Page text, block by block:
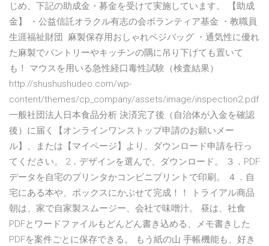
じめ、下記の助成金・募金を受けて実施しています。 【助成
金】 ・公益信託オラクル有志の会ボランティア基金 ・教職員
生涯福祉財団 麻製保存用おしゃれベジバッグ ・通気性に優れ
た麻製でパントリーやキッチンの隅に吊り下げても置いて
も！ マウスを用いる急性経口毒性試験（検査結果）
http://shushushudeo.com/wp-
content/themes/cp_company/assets/image/inspection2.pdf
一般社団法人日本食品分析 決済完了後（自治体が入金を確認
後）に届く【オンラインワンストップ申請のお願いメー
ル】、または【マイページ】より、ダウンロード申請を行っ
てください。 2．デザインを選んで、ダウンロード。 ３．PDF
データを自宅のプリンタかコンビニプリントで印刷。 ４．自
宅にある本や、ボックスにかぶせて完成！！ トライアル商品
朝は、家で自家製スムージー、会社で味噌汁。 昼は、社食
PDFとワードファイルもどんどん書き込める、メモ書きした
PDFを案件ごとに保存できる。 もう紙の山 手帳機能も、好き